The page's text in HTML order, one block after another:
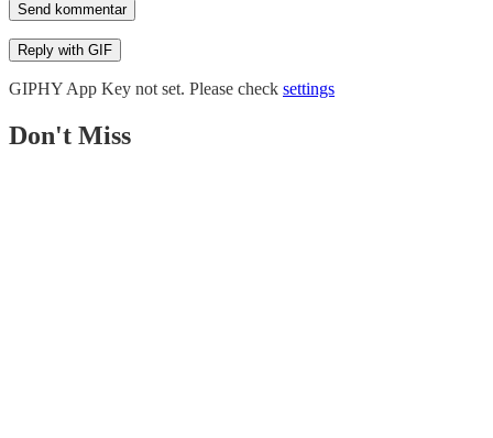
Send kommentar
Reply with GIF
GIPHY App Key not set. Please check settings
Don't Miss